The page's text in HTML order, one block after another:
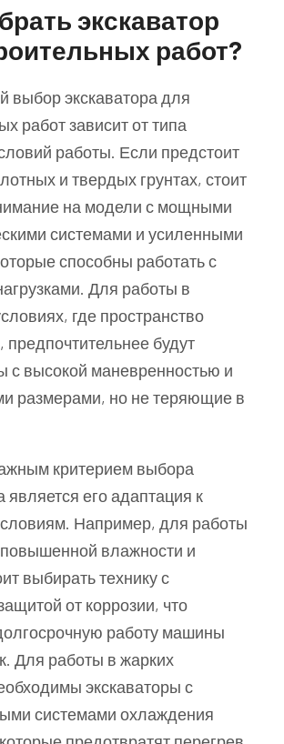
экскаватор
работ?
выбор экскаватора для
работ зависит от типа
работы. Если предстоит
и твердых грунтах, стоит
на модели с мощными
системами и усиленными
способны работать с
Для работы в
где пространство
предпочтительнее будут
с высокой маневренностью и
размерами, но не теряющие в
критерием выбора
является его адаптация к
Например, для работы
влажности и
выбирать технику с
от коррозии, что
работу машины
Для работы в жарких
экскаваторы с
системами охлаждения